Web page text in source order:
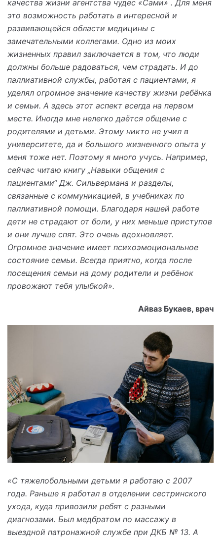
качества жизни агентства чудес «Сами» . Для меня
это возможность работать в интересной и
развивающейся области медицины с
замечательными коллегами. Одно из моих
жизненных правил заключается в том, что люди
должны больше радоваться, чем страдать. И до
паллиативной службы, работая с пациентами, я
уделял огромное значение качеству жизни ребёнка
и семьи. А здесь этот аспект всегда на первом
месте. Иногда мне нелегко даётся общение с
родителями и детьми. Этому никто не учил в
университете, да и большого жизненного опыта у
меня тоже нет. Поэтому я много учусь. Например,
сейчас читаю книгу „Навыки общения с
пациентами“ Дж. Сильвермана и разделы,
связанные с коммуникацией, в учебниках по
паллиативной помощи. Благодаря нашей работе
дети не страдают от боли, у них меньше приступов
и они лучше спят. Это очень вдохновляет.
Огромное значение имеет психоэмоциональное
состояние семьи. Всегда приятно, когда после
посещения семьи на дому родители и ребёнок
провожают тебя улыбкой».
Айваз Букаев, врач
«С тяжелобольными детьми я работаю с 2007
года. Раньше я работал в отделении сестринского
ухода, куда привозили ребят с разными
диагнозами. Был медбратом по массажу в
выездной патронажной службе при ДКБ № 13. А